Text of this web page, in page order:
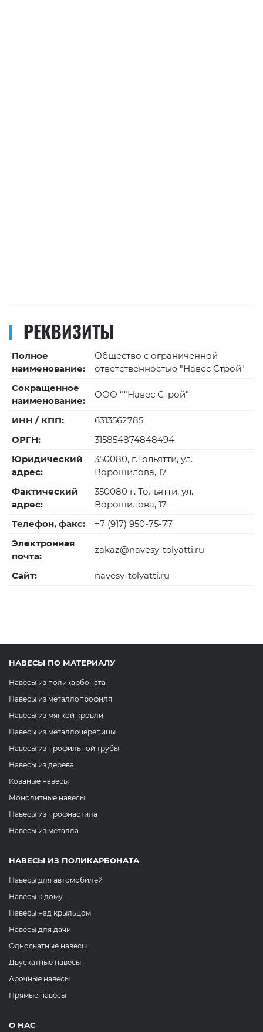
РЕКВИЗИТЫ
Полное
наименование:
Общество с ограниченной
ответственностью "Навес Строй"
Сокращенное
наименование:
ООО ""Навес Строй"
ИНН / КПП:
6313562785
ОРГН:
315854874848494
Юридический
адрес:
350080, г.Тольятти, ул.
Ворошилова, 17
Фактический
адрес:
350080 г. Тольятти, ул.
Ворошилова, 17
Телефон, факс:
+7 (917) 950-75-77
Электронная
почта:
zakaz@navesy-tolyatti.ru
Сайт: navesy-tolyatti.ru
НАВЕСЫ ПО МАТЕРИАЛУ
Навесы из поликарбоната
Навесы из металлопрофиля
Навесы из мягкой кровли
Навесы из металлочерепицы
Навесы из профильной трубы
Навесы из дерева
Кованые навесы
Монолитные навесы
Навесы из профнастила
Навесы из металла
НАВЕСЫ ИЗ ПОЛИКАРБОНАТА
Навесы для автомобилей
Навесы к дому
Навесы над крыльцом
Навесы для дачи
Односкатные навесы
Двускатные навесы
Арочные навесы
Прямые навесы
О НАС